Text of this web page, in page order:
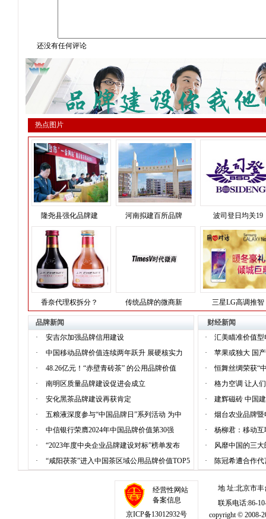
还没有任何评论
热点图片
隆尧县强化品牌建 河南拟建百所品牌 波司登日均关19
香奈代理权拆分？ 传统品牌的微商新 三星LG高调推智
品牌新闻
·
安吉尔加强品牌信用建设
·
中国移动品牌价值连续两年跃升 展硬核实力
·
48.26亿元！“赤壁青砖茶” 的公用品牌价值
·
南明区质量品牌建设促进会成立
·
安化黑茶品牌建设再获肯定
·
五粮液深度参与“中国品牌日”系列活动 为中
·
中信银行荣膺2024年中国品牌价值第30强
·
“2023年度中央企业品牌建设对标”榜单发布
·
“咸阳茯茶”进入中国茶区域公用品牌价值TOP5
财经新闻
·
汇美瞄准价值
·
苹果或独大 国
·
恒舞丝绸荣获“
·
格力空调 让人
·
建辉磁砖 中国
·
烟台农业品牌
·
杨柳君：移动
·
风靡中国的三
·
陈冠希遭合作
经营性网站
备案信息
京ICP备13012932号
地 址:北京市
联系电话:86-
copyright © 2008-